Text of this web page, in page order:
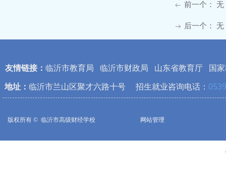
ꂃ 前一个： 无
ꁹ 后一个： 无
地址： 临沂市兰山区聚才六路十号 招生就业咨询电话：
友情链接： 临沂市教育局 临沂市财政局 山东省教育厅 国
版权所有 © 临沂市高级财经学校 网站管理